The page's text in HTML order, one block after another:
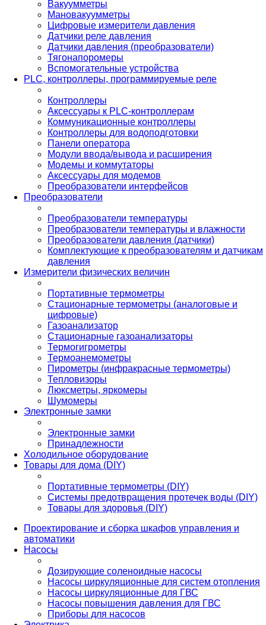
Вакуумметры
Мановакуумметры
Цифровые измерители давления
Датчики реле давления
Датчики давления (преобразователи)
Тягонапоромеры
Вспомогательные устройства
PLС, контроллеры, программируемые реле
Контроллеры
Аксессуары к PLC-контроллерам
Коммуникационные контроллеры
Контроллеры для водоподготовки
Панели оператора
Модули ввода/вывода и расширения
Модемы и коммутаторы
Аксессуары для модемов
Преобразователи интерфейсов
Преобразователи
Преобразователи температуры
Преобразователи температуры и влажности
Преобразователи давления (датчики)
Комплектующие к преобразователям и датчикам
давления
Измерители физических величин
Портативные термометры
Стационарные термометры (аналоговые и
цифровые)
Газоанализатор
Стационарные газоанализаторы
Термогигрометры
Термоанемометры
Пирометры (инфракрасные термометры)
Тепловизоры
Люксметры, яркомеры
Шумомеры
Электронные замки
Электронные замки
Принадлежности
Холодильное оборудование
Товары для дома (DIY)
Портативные термометры (DIY)
Системы предотвращения протечек воды (DIY)
Товары для здоровья (DIY)
Проектирование и сборка шкафов управления и
автоматики
Насосы
Дозирующие соленоидные насосы
Насосы циркуляционные для систем отопления
Насосы циркуляционные для ГВС
Насосы повышения давления для ГВС
Приборы для насосов